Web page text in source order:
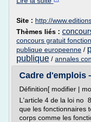
Site : http://
Thèmes liés :
concours gratuit
publique europeenne /
publique / annales
Cadre d'emplois
Définition[ modifier |
L'article 4 de la loi no
que les fonctionnaires
corps comme les